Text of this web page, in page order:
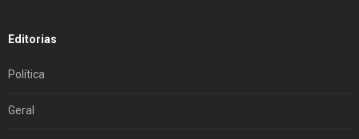
Editorias
Política
Geral